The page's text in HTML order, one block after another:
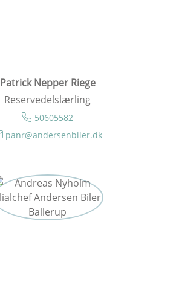
Patrick Nepper Riege
Reservedelslærling
50605582
panr@andersenbiler.dk